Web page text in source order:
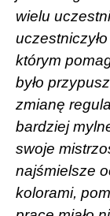
wielu
którym
było
zmianę
bardziej
swoje
najśmielsze
kolorami,